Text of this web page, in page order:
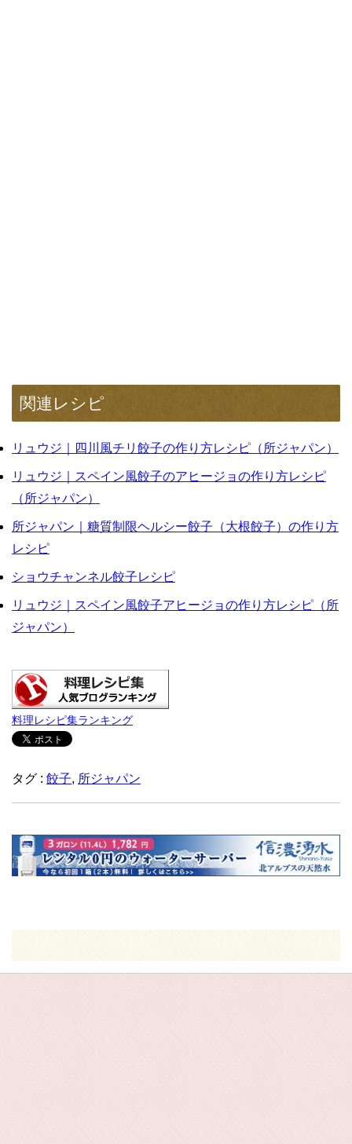
関連レシピ
リュウジ｜四川風チリ餃子の作り方レシピ（所ジャパン）
リュウジ｜スペイン風餃子のアヒージョの作り方レシピ
（所ジャパン）
所ジャパン｜糖質制限ヘルシー餃子（大根餃子）の作り方
レシピ
ショウチャンネル餃子レシピ
リュウジ｜スペイン風餃子アヒージョの作り方レシピ（所
ジャパン）
料理レシピ集ランキング
タグ : 餃子, 所ジャパン